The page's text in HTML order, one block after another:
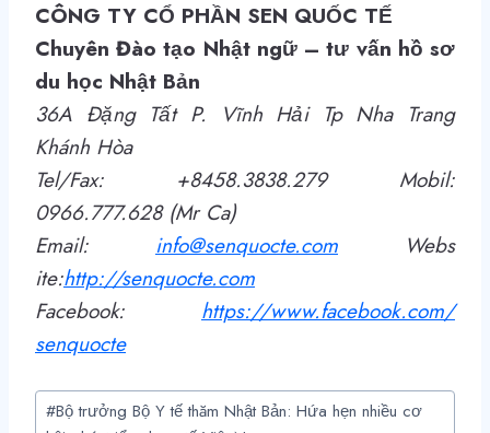
CÔNG TY CỔ PHẦN SEN QUỐC TẾ
Chuyên Đào tạo Nhật ngữ – tư vấn hồ sơ
du học Nhật Bản
36A Đặng Tất P. Vĩnh Hải Tp Nha Trang
Khánh Hòa
Tel/Fax: +8458.3838.279 Mobil:
0966.777.628 (Mr Ca)
Email: info@senquocte.com
Webs
ite:http://senquocte.com
Facebook:
https://www.facebook.com/
senquocte
Post
#Bộ trưởng Bộ Y tế thăm Nhật Bản: Hứa hẹn nhiều cơ